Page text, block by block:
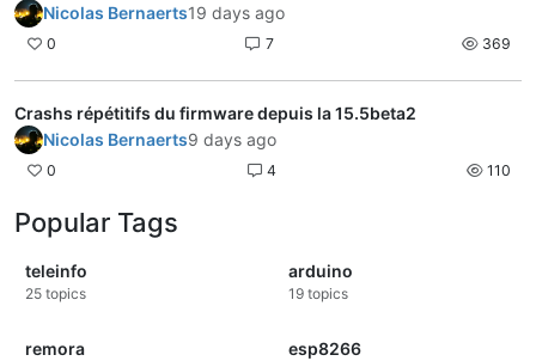
Nicolas Bernaerts19 days ago
0 7 369
Crashs répétitifs du firmware depuis la 15.5beta2
Nicolas Bernaerts9 days ago
0 4 110
Popular Tags
teleinfo
25 topics
arduino
19 topics
remora esp8266